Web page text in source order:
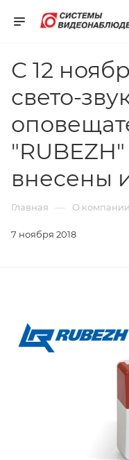
С 12
свето-
внесены
Главная — О компании
7 ноября 2018